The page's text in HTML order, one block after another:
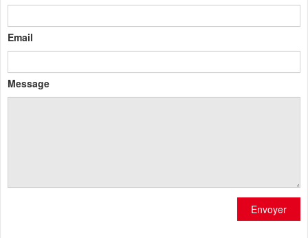
Email
Message
Envoyer